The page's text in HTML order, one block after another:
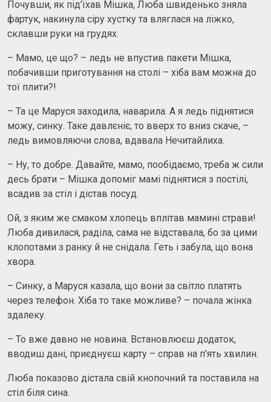
Почувши, як під’їхав Мішка, Люба швиденько зняла
фартук, накинула сіру хустку та вляглася на ліжко,
склавши руки на грудях.
– Мамо, це що? – ледь не впустив пакети Мішка,
побачивши приготування на столі – хіба вам можна до
тої плити?!
– Та це Маруся заходила, наварила. А я ледь піднятися
можу, синку. Таке давлєніє, то вверх то вниз скаче, –
ледь вимовляючи слова, вдавала Нечитайлиха.
– Ну, то добре. Давайте, мамо, пообідаємо, треба ж сили
десь брати – Мішка допоміг мамі піднятися з постілі,
всадив за стіл і дістав посуд.
Ой, з яким же смаком хлопець вплітав мамині страви!
Люба дивилася, раділа, сама не відставала, бо за цими
клопотами з ранку й не снідала. Геть і забула, що вона
хвора.
– Синку, а Маруся казала, що вони за світло платять
через телефон. Хіба то таке можливе? – почала жінка
здалеку.
– То вже давно не новина. Встановлюєш додаток,
вводиш дані, приєднуєш карту – справ на п'ять хвилин.
Люба показово дістала свій кнопочний та поставила на
стіл біля сина.